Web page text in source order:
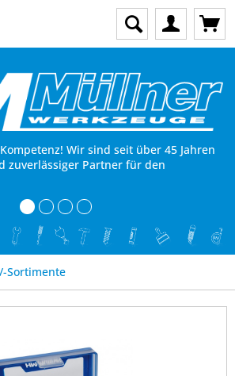
Wir sind seit über 45 Jahren
zuverlässiger Partner für den
Sortimente